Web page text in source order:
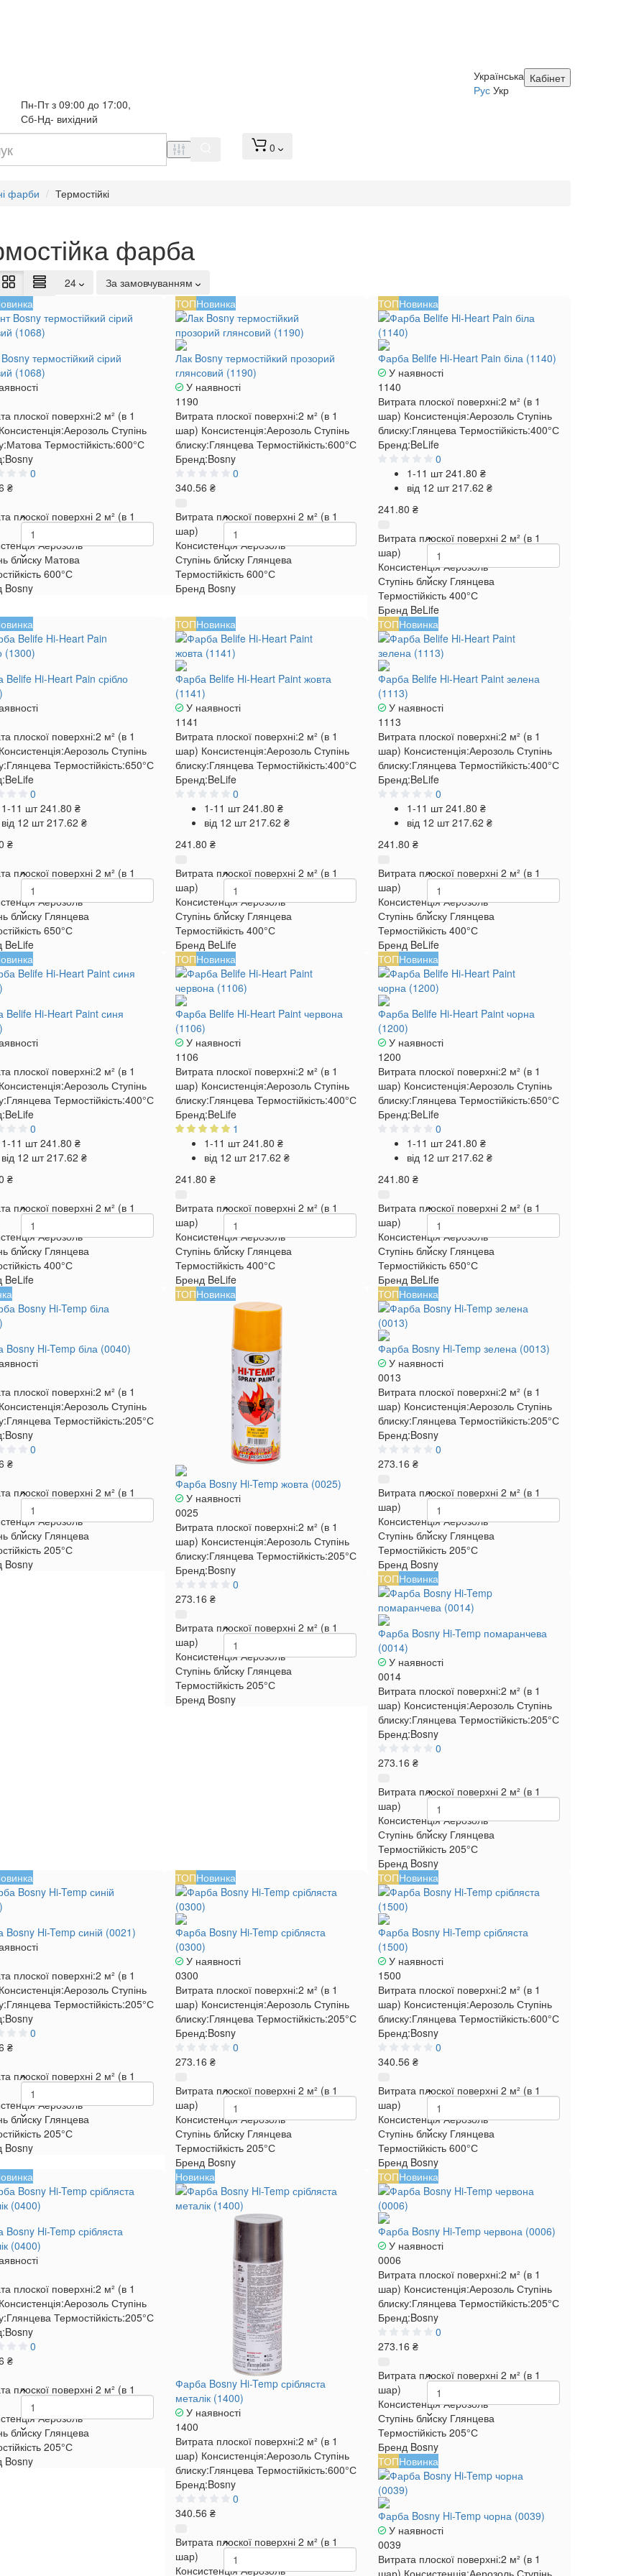
Кабінет
Українська
Рус Укр
Пн-Пт з 09:00 до 17:00,
Сб-Нд- вихідний
0
фарби Термостійкі
фарба
24
За замовчуванням
термостійкий сірий
(1068)
плоскої поверхні:2 м² (в 1
Консистенція:Аерозоль Ступінь
Матова Термостійкість:600°С
Bosny
0
₴
плоскої поверхні 2 м² (в 1
Аерозоль
блиску Матова
600°С
Bosny
ТОПНовинка
Лак Bosny термостійкий прозорий
глянсовий (1190)
У наявності
1190
Витрата плоскої поверхні:2 м² (в 1
шар) Консистенція:Аерозоль Ступінь
блиску:Глянцева Термостійкість:600°С
Бренд:Bosny
0
340.56 ₴
Витрата плоскої поверхні 2 м² (в 1
шар)
Консистенція Аерозоль
Ступінь блиску Глянцева
Термостійкість 600°С
Бренд Bosny
ТОПНовинка
Фарба Belife Hi-Heart Pain біла (1140)
У наявності
1140
Витрата плоскої поверхні:2 м² (в 1
шар) Консистенція:Аерозоль Ступінь
блиску:Глянцева Термостійкість:400°С
Бренд:BeLife
0
1-11 шт241.80 ₴
від 12 шт217.62 ₴
241.80 ₴
Витрата плоскої поверхні 2 м² (в 1
шар)
Консистенція Аерозоль
Ступінь блиску Глянцева
Термостійкість 400°С
Бренд BeLife
Belife Hi-Heart Pain срібло
плоскої поверхні:2 м² (в 1
Консистенція:Аерозоль Ступінь
Глянцева Термостійкість:650°С
BeLife
0
1-11 шт241.80 ₴
від 12 шт217.62 ₴
₴
плоскої поверхні 2 м² (в 1
Аерозоль
блиску Глянцева
650°С
BeLife
ТОПНовинка
Фарба Belife Hi-Heart Paint жовта
(1141)
У наявності
1141
Витрата плоскої поверхні:2 м² (в 1
шар) Консистенція:Аерозоль Ступінь
блиску:Глянцева Термостійкість:400°С
Бренд:BeLife
0
1-11 шт241.80 ₴
від 12 шт217.62 ₴
241.80 ₴
Витрата плоскої поверхні 2 м² (в 1
шар)
Консистенція Аерозоль
Ступінь блиску Глянцева
Термостійкість 400°С
Бренд BeLife
ТОПНовинка
Фарба Belife Hi-Heart Paint зелена
(1113)
У наявності
1113
Витрата плоскої поверхні:2 м² (в 1
шар) Консистенція:Аерозоль Ступінь
блиску:Глянцева Термостійкість:400°С
Бренд:BeLife
0
1-11 шт241.80 ₴
від 12 шт217.62 ₴
241.80 ₴
Витрата плоскої поверхні 2 м² (в 1
шар)
Консистенція Аерозоль
Ступінь блиску Глянцева
Термостійкість 400°С
Бренд BeLife
Belife Hi-Heart Paint синя
плоскої поверхні:2 м² (в 1
Консистенція:Аерозоль Ступінь
Глянцева Термостійкість:400°С
BeLife
0
1-11 шт241.80 ₴
від 12 шт217.62 ₴
₴
плоскої поверхні 2 м² (в 1
Аерозоль
блиску Глянцева
400°С
BeLife
ТОПНовинка
Фарба Belife Hi-Heart Paint червона
(1106)
У наявності
1106
Витрата плоскої поверхні:2 м² (в 1
шар) Консистенція:Аерозоль Ступінь
блиску:Глянцева Термостійкість:400°С
Бренд:BeLife
1
1-11 шт241.80 ₴
від 12 шт217.62 ₴
241.80 ₴
Витрата плоскої поверхні 2 м² (в 1
шар)
Консистенція Аерозоль
Ступінь блиску Глянцева
Термостійкість 400°С
Бренд BeLife
ТОПНовинка
Фарба Belife Hi-Heart Paint чорна
(1200)
У наявності
1200
Витрата плоскої поверхні:2 м² (в 1
шар) Консистенція:Аерозоль Ступінь
блиску:Глянцева Термостійкість:650°С
Бренд:BeLife
0
1-11 шт241.80 ₴
від 12 шт217.62 ₴
241.80 ₴
Витрата плоскої поверхні 2 м² (в 1
шар)
Консистенція Аерозоль
Ступінь блиску Глянцева
Термостійкість 650°С
Бренд BeLife
Bosny Hi-Temp біла (0040)
плоскої поверхні:2 м² (в 1
Консистенція:Аерозоль Ступінь
Глянцева Термостійкість:205°С
Bosny
0
₴
плоскої поверхні 2 м² (в 1
Аерозоль
блиску Глянцева
205°С
Bosny
ТОПНовинка
Фарба Bosny Hi-Temp жовта (0025)
У наявності
0025
Витрата плоскої поверхні:2 м² (в 1
шар) Консистенція:Аерозоль Ступінь
блиску:Глянцева Термостійкість:205°С
Бренд:Bosny
0
273.16 ₴
Витрата плоскої поверхні 2 м² (в 1
шар)
Консистенція Аерозоль
Ступінь блиску Глянцева
Термостійкість 205°С
Бренд Bosny
ТОПНовинка
Фарба Bosny Hi-Temp зелена (0013)
У наявності
0013
Витрата плоскої поверхні:2 м² (в 1
шар) Консистенція:Аерозоль Ступінь
блиску:Глянцева Термостійкість:205°С
Бренд:Bosny
0
273.16 ₴
Витрата плоскої поверхні 2 м² (в 1
шар)
Консистенція Аерозоль
Ступінь блиску Глянцева
Термостійкість 205°С
Бренд Bosny
ТОПНовинка
Фарба Bosny Hi-Temp помаранчева
(0014)
У наявності
0014
Витрата плоскої поверхні:2 м² (в 1
шар) Консистенція:Аерозоль Ступінь
блиску:Глянцева Термостійкість:205°С
Бренд:Bosny
0
273.16 ₴
Витрата плоскої поверхні 2 м² (в 1
шар)
Консистенція Аерозоль
Ступінь блиску Глянцева
Термостійкість 205°С
Бренд Bosny
Bosny Hi-Temp синій (0021)
плоскої поверхні:2 м² (в 1
Консистенція:Аерозоль Ступінь
Глянцева Термостійкість:205°С
Bosny
0
₴
плоскої поверхні 2 м² (в 1
Аерозоль
блиску Глянцева
205°С
Bosny
ТОПНовинка
Фарба Bosny Hi-Temp срібляста
(0300)
У наявності
0300
Витрата плоскої поверхні:2 м² (в 1
шар) Консистенція:Аерозоль Ступінь
блиску:Глянцева Термостійкість:205°С
Бренд:Bosny
0
273.16 ₴
Витрата плоскої поверхні 2 м² (в 1
шар)
Консистенція Аерозоль
Ступінь блиску Глянцева
Термостійкість 205°С
Бренд Bosny
ТОПНовинка
Фарба Bosny Hi-Temp срібляста
(1500)
У наявності
1500
Витрата плоскої поверхні:2 м² (в 1
шар) Консистенція:Аерозоль Ступінь
блиску:Глянцева Термостійкість:600°С
Бренд:Bosny
0
340.56 ₴
Витрата плоскої поверхні 2 м² (в 1
шар)
Консистенція Аерозоль
Ступінь блиску Глянцева
Термостійкість 600°С
Бренд Bosny
Hi-Temp срібляста
(0400)
плоскої поверхні:2 м² (в 1
Консистенція:Аерозоль Ступінь
Глянцева Термостійкість:205°С
Bosny
0
₴
плоскої поверхні 2 м² (в 1
Аерозоль
блиску Глянцева
205°С
Bosny
Новинка
Фарба Bosny Hi-Temp срібляста
металік (1400)
У наявності
1400
Витрата плоскої поверхні:2 м² (в 1
шар) Консистенція:Аерозоль Ступінь
блиску:Глянцева Термостійкість:600°С
Бренд:Bosny
0
340.56 ₴
Витрата плоскої поверхні 2 м² (в 1
шар)
Консистенція Аерозоль
ТОПНовинка
Фарба Bosny Hi-Temp червона (0006)
У наявності
0006
Витрата плоскої поверхні:2 м² (в 1
шар) Консистенція:Аерозоль Ступінь
блиску:Глянцева Термостійкість:205°С
Бренд:Bosny
0
273.16 ₴
Витрата плоскої поверхні 2 м² (в 1
шар)
Консистенція Аерозоль
Ступінь блиску Глянцева
Термостійкість 205°С
Бренд Bosny
ТОПНовинка
Фарба Bosny Hi-Temp чорна (0039)
У наявності
0039
Витрата плоскої поверхні:2 м² (в 1
шар) Консистенція:Аерозоль Ступінь